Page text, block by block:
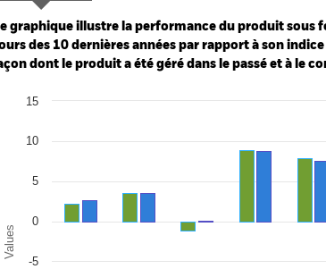
0 to 120.
graphique illustre la performance du produit sous
des 10 dernières années par rapport à son
dont le produit a été géré dans le passé et à le
chart with 2 data series.
chart has 1 Y axis displaying Values. Range: -20 to 15.
Values
-5
0
5
10
15